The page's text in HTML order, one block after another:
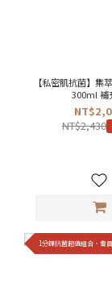
【私密肌抗菌】集
300ml 補
NT$2,430
1分鐘抗菌超值組合、會